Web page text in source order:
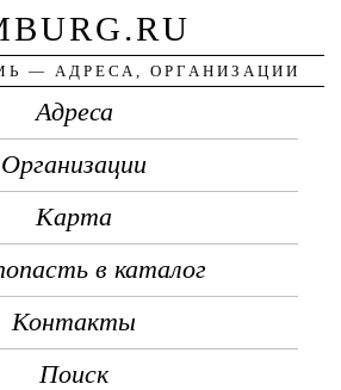
— АДРЕСА, ОРГАНИЗАЦИИ
Адреса
Организации
Карта
в каталог
Контакты
Поиск